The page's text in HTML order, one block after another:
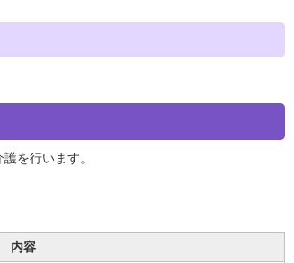
を行います。
内容